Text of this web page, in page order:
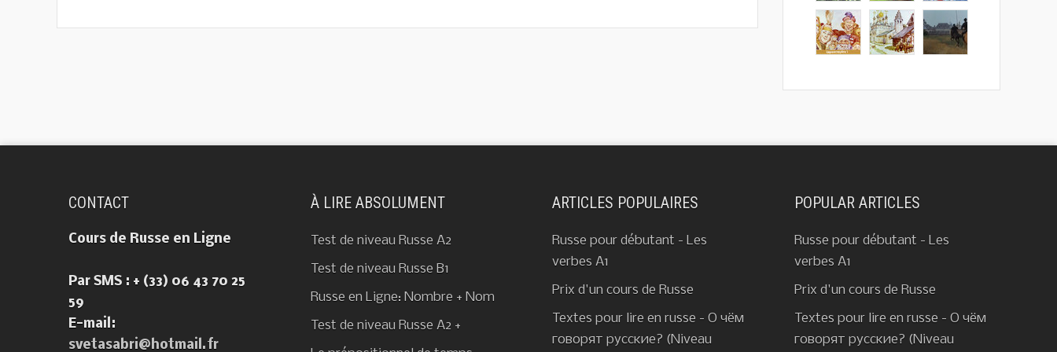
CONTACT
Cours de Russe en Ligne
Par SMS : + (33) 06 43 70 25
59
E-mail:
svetasabri@hotmail.fr
À LIRE ABSOLUMENT
Test de niveau Russe A2
Test de niveau Russe B1
Russe en Ligne: Nombre + Nom
Test de niveau Russe A2 +
ARTICLES POPULAIRES
Russe pour débutant - Les
verbes A1
Prix d'un cours de Russe
Textes pour lire en russe - О чём
говорят русские? (Niveau
POPULAR ARTICLES
Russe pour débutant - Les
verbes A1
Prix d'un cours de Russe
Textes pour lire en russe - О чём
говорят русские? (Niveau